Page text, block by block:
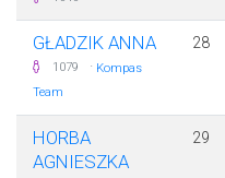
GŁADZIK ANNA
1079 · Kompas
Team
28
HORBA
AGNIESZKA
29